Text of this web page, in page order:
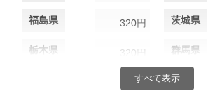
福島県 320円 茨城県
栃木県 320円 群馬県
320円 千葉県
すべて表示